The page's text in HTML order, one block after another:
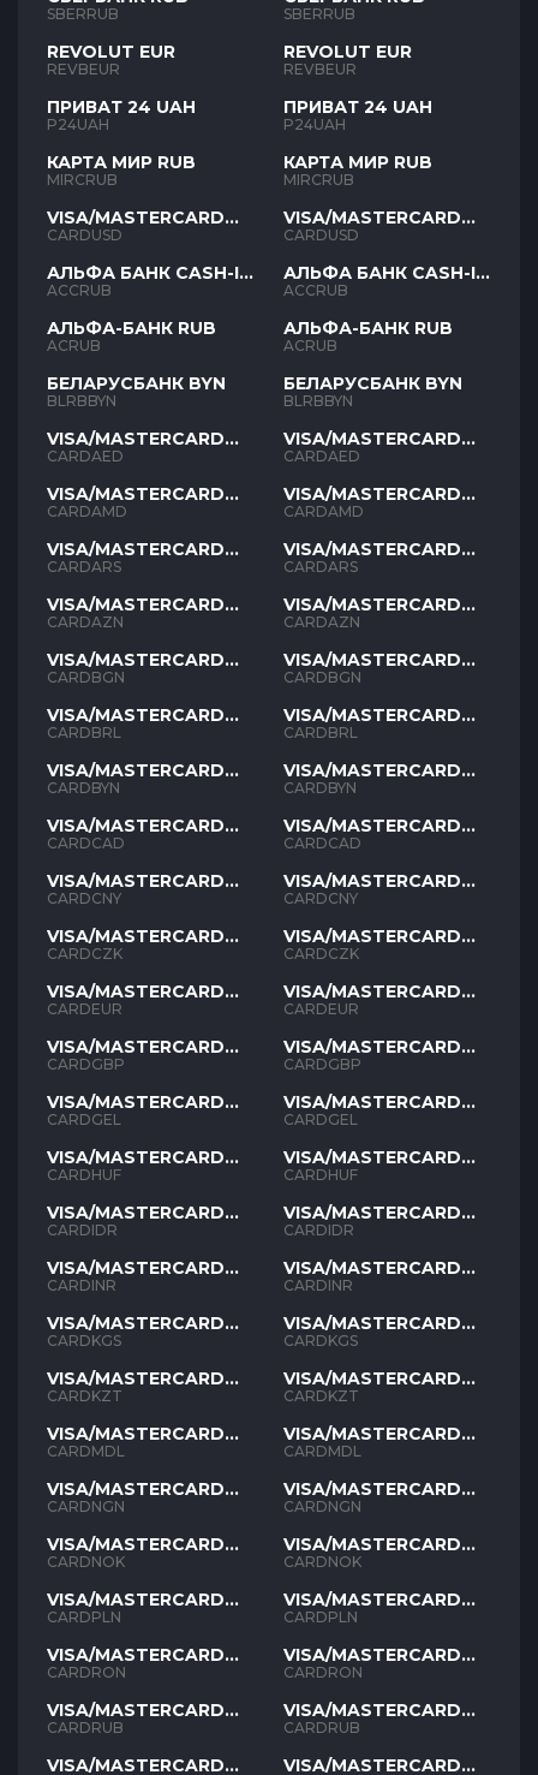
SBERRUB
REVOLUT EUR
REVBEUR
ПРИВАТ 24 UAH
P24UAH
КАРТА МИР RUB
MIRCRUB
VISA/MASTERCARD
USD
CARDUSD
АЛЬФА БАНК CASH-IN
RUB
ACCRUB
АЛЬФА-БАНК RUB
ACRUB
БЕЛАРУСБАНК BYN
BLRBBYN
VISA/MASTERCARD
AED
CARDAED
VISA/MASTERCARD
AMD
CARDAMD
VISA/MASTERCARD
ARS
CARDARS
VISA/MASTERCARD
AZN
CARDAZN
VISA/MASTERCARD
BGN
CARDBGN
VISA/MASTERCARD
BRL
CARDBRL
VISA/MASTERCARD
BYN
CARDBYN
VISA/MASTERCARD
CAD
CARDCAD
VISA/MASTERCARD
CNY
CARDCNY
VISA/MASTERCARD
CZK
CARDCZK
VISA/MASTERCARD
EUR
CARDEUR
VISA/MASTERCARD
GBP
CARDGBP
VISA/MASTERCARD
GEL
CARDGEL
VISA/MASTERCARD
HUF
CARDHUF
VISA/MASTERCARD
IDR
CARDIDR
VISA/MASTERCARD
INR
CARDINR
VISA/MASTERCARD
KGS
CARDKGS
VISA/MASTERCARD
KZT
CARDKZT
VISA/MASTERCARD
MDL
CARDMDL
VISA/MASTERCARD
NGN
CARDNGN
VISA/MASTERCARD
NOK
CARDNOK
VISA/MASTERCARD
PLN
CARDPLN
VISA/MASTERCARD
RON
CARDRON
VISA/MASTERCARD
RUB
CARDRUB
VISA/MASTERCARD
SBERRUB
REVOLUT EUR
REVBEUR
ПРИВАТ 24 UAH
P24UAH
КАРТА МИР RUB
MIRCRUB
VISA/MASTERCARD
USD
CARDUSD
АЛЬФА БАНК CASH-IN
RUB
ACCRUB
АЛЬФА-БАНК RUB
ACRUB
БЕЛАРУСБАНК BYN
BLRBBYN
VISA/MASTERCARD
AED
CARDAED
VISA/MASTERCARD
AMD
CARDAMD
VISA/MASTERCARD
ARS
CARDARS
VISA/MASTERCARD
AZN
CARDAZN
VISA/MASTERCARD
BGN
CARDBGN
VISA/MASTERCARD
BRL
CARDBRL
VISA/MASTERCARD
BYN
CARDBYN
VISA/MASTERCARD
CAD
CARDCAD
VISA/MASTERCARD
CNY
CARDCNY
VISA/MASTERCARD
CZK
CARDCZK
VISA/MASTERCARD
EUR
CARDEUR
VISA/MASTERCARD
GBP
CARDGBP
VISA/MASTERCARD
GEL
CARDGEL
VISA/MASTERCARD
HUF
CARDHUF
VISA/MASTERCARD
IDR
CARDIDR
VISA/MASTERCARD
INR
CARDINR
VISA/MASTERCARD
KGS
CARDKGS
VISA/MASTERCARD
KZT
CARDKZT
VISA/MASTERCARD
MDL
CARDMDL
VISA/MASTERCARD
NGN
CARDNGN
VISA/MASTERCARD
NOK
CARDNOK
VISA/MASTERCARD
PLN
CARDPLN
VISA/MASTERCARD
RON
CARDRON
VISA/MASTERCARD
RUB
CARDRUB
VISA/MASTERCARD